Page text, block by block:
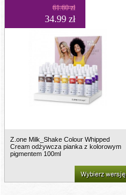
61.60 zł
34.99 zł
Z.one Milk_Shake Colour Whipped
Cream odżywcza pianka z kolorowym
pigmentem 100ml
Wybierz wersję